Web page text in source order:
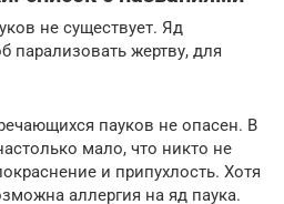
не существует. Яд
парализовать жертву, для
пауков не опасен. В
мало, что никто не
и припухлость. Хотя
аллергия на яд паука.